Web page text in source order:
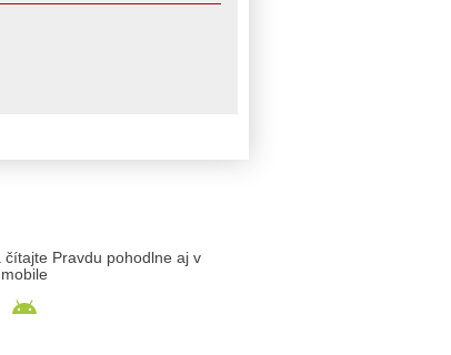
čítajte Pravdu pohodlne aj v
mobile